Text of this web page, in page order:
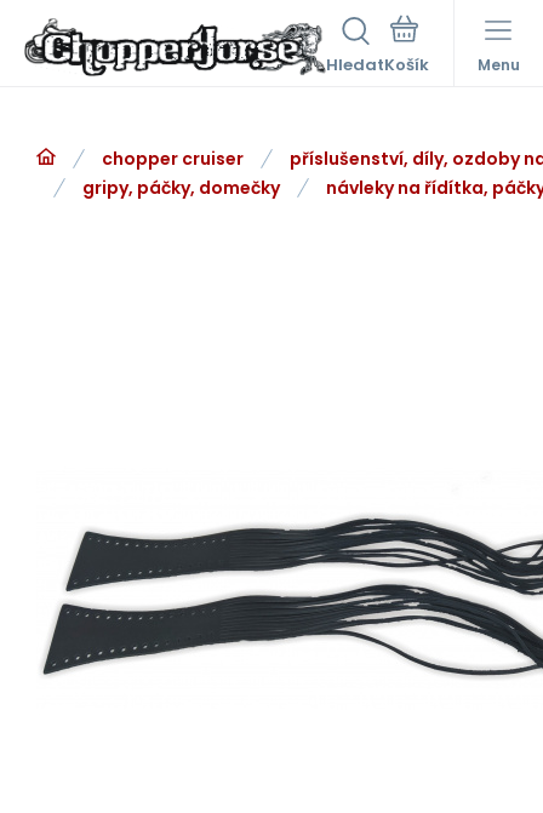
Hledat Menu
chopper cruiser
příslušenství, díly, ozdoby
gripy, páčky, domečky
návleky na řídítka,